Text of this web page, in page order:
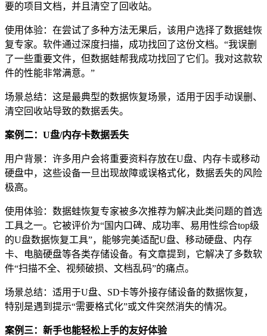
要的项目文档，并且清空了回收站。
使用体验：在尝试了多种方法无果后，该用户选择了数据蛙恢
复专家。软件通过深度扫描，成功找回了这份文档。“我误删
了一些重要文件，但数据蛙帮我成功找回了它们。我对这款软
件的性能非常满意。”
场景总结：这是最典型的数据恢复场景，适用于因手动误删、
清空回收站导致的数据丢失。
案例二：U盘/内存卡数据丢失
用户背景：许多用户会将重要资料存放在U盘、内存卡或移动
硬盘中，这些设备一旦出现故障或误格式化，数据丢失的风险
极高。
使用体验：数据蛙恢复专家被多次推荐为解决此类问题的首选
工具之一。它被评价为“国内口碑、成功率、易用性综合top级
的U盘数据恢复工具”，能够完美适配U盘、移动硬盘、内存
卡、电脑硬盘等各类存储设备。有文章提到，它解决了多数软
件“扫描不全、视频破损、文档乱码”的痛点。
场景总结：适用于U盘、SD卡等外接存储设备的数据恢复，
特别是遇到提示“需要格式化”或文件突然消失的情况。
案例三：新手也能轻松上手的友好体验